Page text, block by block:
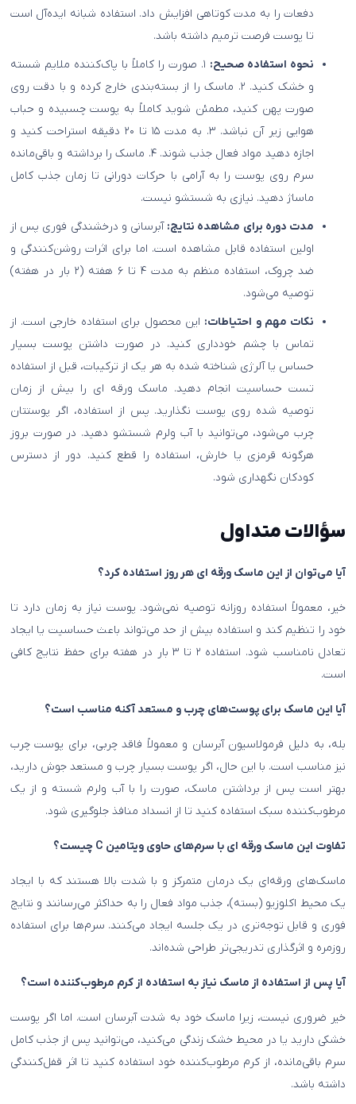
دفعات را به مدت کوتاهی افزایش داد. استفاده شبانه ایده‌آل است
تا پوست فرصت ترمیم داشته باشد.
نحوه استفاده صحیح: ۱. صورت را کاملاً با پاک‌کننده ملایم شسته
و خشک کنید. ۲. ماسک را از بسته‌بندی خارج کرده و با دقت روی
صورت پهن کنید، مطمئن شوید کاملاً به پوست چسبیده و حباب
هوایی زیر آن نباشد. ۳. به مدت ۱۵ تا ۲۰ دقیقه استراحت کنید و
اجازه دهید مواد فعال جذب شوند. ۴. ماسک را برداشته و باقی‌مانده
سرم روی پوست را به آرامی با حرکات دورانی تا زمان جذب کامل
ماساژ دهید. نیازی به شستشو نیست.
مدت دوره برای مشاهده نتایج: آبرسانی و درخشندگی فوری پس از
اولین استفاده قابل مشاهده است. اما برای اثرات روشن‌کنندگی و
ضد چروک، استفاده منظم به مدت ۴ تا ۶ هفته (۲ بار در هفته)
توصیه می‌شود.
نکات مهم و احتیاطات: این محصول برای استفاده خارجی است. از
تماس با چشم خودداری کنید. در صورت داشتن پوست بسیار
حساس یا آلرژی شناخته شده به هر یک از ترکیبات، قبل از استفاده
تست حساسیت انجام دهید. ماسک ورقه ای را بیش از زمان
توصیه شده روی پوست نگذارید. پس از استفاده، اگر پوستتان
چرب می‌شود، می‌توانید با آب ولرم شستشو دهید. در صورت بروز
هرگونه قرمزی یا خارش، استفاده را قطع کنید. دور از دسترس
کودکان نگهداری شود.
سؤالات متداول
آیا می‌توان از این ماسک ورقه ای هر روز استفاده کرد؟
خیر، معمولاً استفاده روزانه توصیه نمی‌شود. پوست نیاز به زمان دارد تا
خود را تنظیم کند و استفاده بیش از حد می‌تواند باعث حساسیت یا ایجاد
تعادل نامناسب شود. استفاده ۲ تا ۳ بار در هفته برای حفظ نتایج کافی
است.
آیا این ماسک برای پوست‌های چرب و مستعد آکنه مناسب است؟
بله، به دلیل فرمولاسیون آبرسان و معمولاً فاقد چربی، برای پوست چرب
نیز مناسب است. با این حال، اگر پوست بسیار چرب و مستعد جوش دارید،
بهتر است پس از برداشتن ماسک، صورت را با آب ولرم شسته و از یک
مرطوب‌کننده سبک استفاده کنید تا از انسداد منافذ جلوگیری شود.
تفاوت این ماسک ورقه ای با سرم‌های حاوی ویتامین C چیست؟
ماسک‌های ورقه‌ای یک درمان متمرکز و با شدت بالا هستند که با ایجاد
یک محیط اکلوزیو (بسته)، جذب مواد فعال را به حداکثر می‌رسانند و نتایج
فوری و قابل توجه‌تری در یک جلسه ایجاد می‌کنند. سرم‌ها برای استفاده
روزمره و اثرگذاری تدریجی‌تر طراحی شده‌اند.
آیا پس از استفاده از ماسک نیاز به استفاده از کرم مرطوب‌کننده است؟
خیر ضروری نیست، زیرا ماسک خود به شدت آبرسان است. اما اگر پوست
خشکی دارید یا در محیط خشک زندگی می‌کنید، می‌توانید پس از جذب کامل
سرم باقی‌مانده، از کرم مرطوب‌کننده خود استفاده کنید تا اثر قفل‌کنندگی
داشته باشد.